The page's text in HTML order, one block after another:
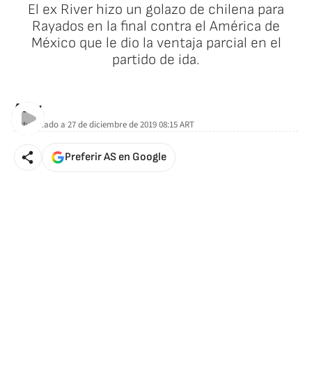
El ex River hizo un golazo de chilena para
Rayados en la final contra el América de
México que le dio la ventaja parcial en el
partido de ida.
AStv
Actualizado a 27 de diciembre de 2019 08:15ART
Preferir AS en Google